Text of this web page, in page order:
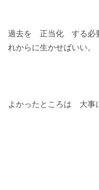
過去を 正当化 する必
れからに生かせばいい。
よかったところは 大事